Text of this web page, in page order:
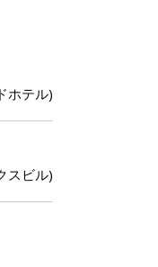
ホテル)
スビル)